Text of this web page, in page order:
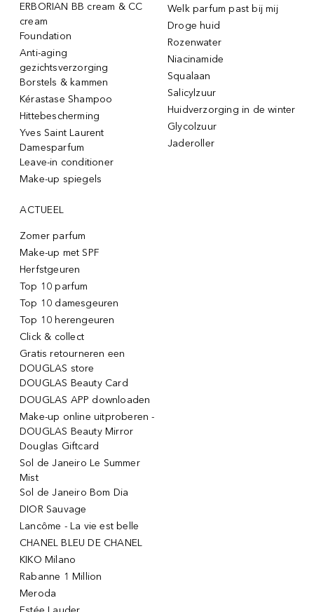
ERBORIAN BB cream & CC
cream
Foundation
Anti-aging
gezichtsverzorging
Borstels & kammen
Kérastase Shampoo
Hittebescherming
Yves Saint Laurent
Damesparfum
Leave-in conditioner
Make-up spiegels
Welk parfum past bij mij
Droge huid
Rozenwater
Niacinamide
Squalaan
Salicylzuur
Huidverzorging in de winter
Glycolzuur
Jaderoller
ACTUEEL
Zomer parfum
Make-up met SPF
Herfstgeuren
Top 10 parfum
Top 10 damesgeuren
Top 10 herengeuren
Click & collect
Gratis retourneren een
DOUGLAS store
DOUGLAS Beauty Card
DOUGLAS APP downloaden
Make-up online uitproberen -
DOUGLAS Beauty Mirror
Douglas Giftcard
Sol de Janeiro Le Summer
Mist
Sol de Janeiro Bom Dia
DIOR Sauvage
Lancôme - La vie est belle
CHANEL BLEU DE CHANEL
KIKO Milano
Rabanne 1 Million
Meroda